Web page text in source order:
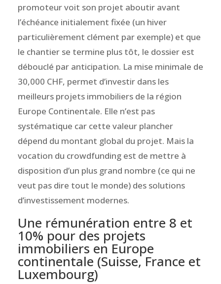
promoteur voit son projet aboutir avant
l’échéance initialement fixée (un hiver
particulièrement clément par exemple) et que
le chantier se termine plus tôt, le dossier est
débouclé par anticipation. La mise minimale de
30,000 CHF, permet d’investir dans les
meilleurs projets immobiliers de la région
Europe Continentale. Elle n’est pas
systématique car cette valeur plancher
dépend du montant global du projet. Mais la
vocation du crowdfunding est de mettre à
disposition d’un plus grand nombre (ce qui ne
veut pas dire tout le monde) des solutions
d’investissement modernes.
Une rémunération entre 8 et
10% pour des projets
immobiliers en Europe
continentale (Suisse, France et
Luxembourg)